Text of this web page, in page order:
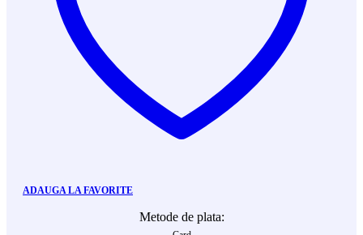
ADAUGA LA FAVORITE
Metode de plata: